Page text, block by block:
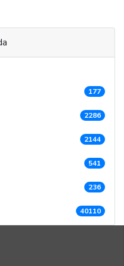
177
2286
2144
541
236
40110